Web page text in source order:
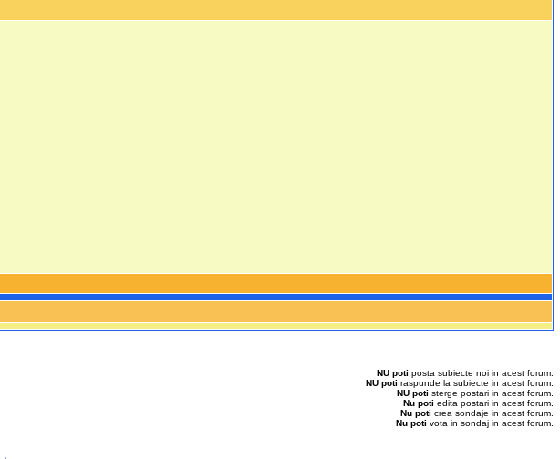
NU potiposta subiecte noi in acest forum.
NU potiraspunde la subiecte in acest forum.
NU potisterge postari in acest forum.
Nu potiedita postari in acest forum.
Nu poticrea sondaje in acest forum.
Nu potivota in sondaj in acest forum.